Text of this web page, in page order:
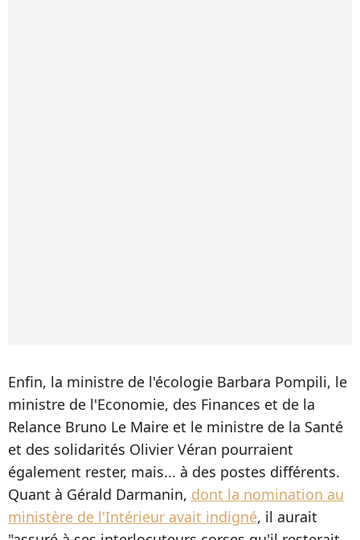
Enfin, la ministre de l'écologie Barbara Pompili, le
ministre de l'Economie, des Finances et de la
Relance Bruno Le Maire et le ministre de la Santé
et des solidarités Olivier Véran pourraient
également rester, mais... à des postes différents.
Quant à Gérald Darmanin, dont la nomination au
ministère de l'Intérieur avait indigné, il aurait